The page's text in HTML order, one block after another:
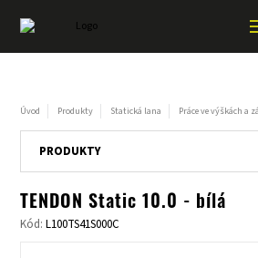
Úvod Produkty Statická lana Práce ve výškách a
PRODUKTY
TENDON Static 10.0 - bílá
Kód:L100TS41S000C